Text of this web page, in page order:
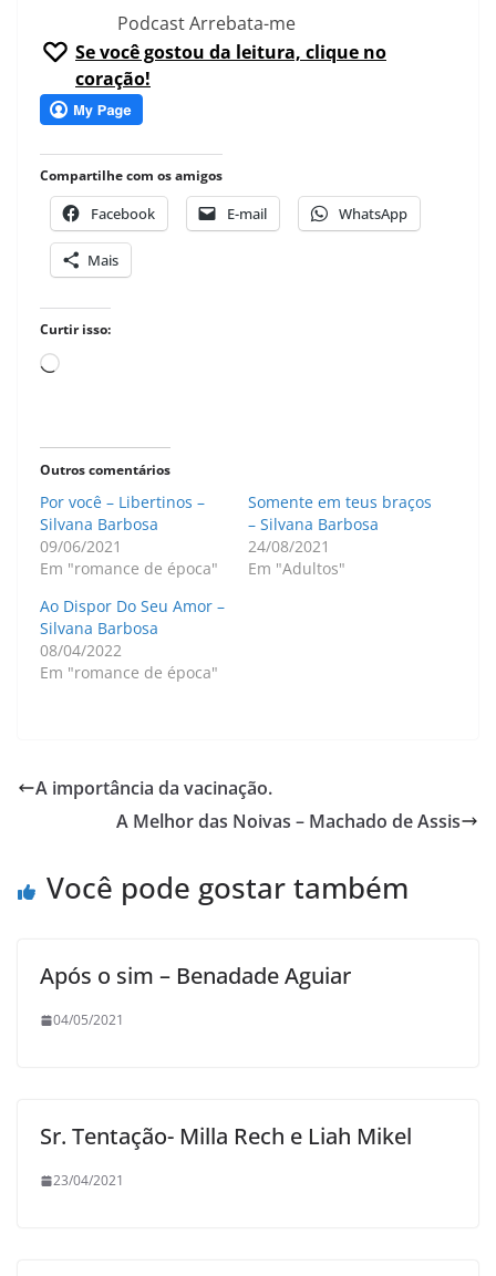
Podcast Arrebata-me
Se você gostou da leitura, clique no
coração!
Compartilhe com os amigos
Facebook E-mail WhatsApp
Mais
Curtir isso:
Carregando...
Outros comentários
Por você – Libertinos –
Silvana Barbosa
09/06/2021
Em "romance de época"
Somente em teus braços
– Silvana Barbosa
24/08/2021
Em "Adultos"
Ao Dispor Do Seu Amor –
Silvana Barbosa
08/04/2022
Em "romance de época"
A importância da vacinação.
A Melhor das Noivas – Machado de Assis
Você pode gostar também
Após o sim – Benadade Aguiar
04/05/2021
Sr. Tentação- Milla Rech e Liah Mikel
23/04/2021